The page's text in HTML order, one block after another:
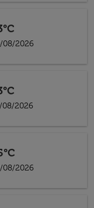
08/2026
08/2026
08/2026